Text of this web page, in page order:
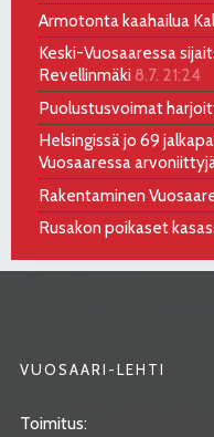
Armotonta kaahailua
Keski-Vuosaaressa
Revellinmäki 8.7. 21:24
Puolustusvoimat
Helsingissä jo 69
Vuosaaressa
Rakentaminen
Rusakon poikaset
VUOSAARI-LEHTI
Toimitus: